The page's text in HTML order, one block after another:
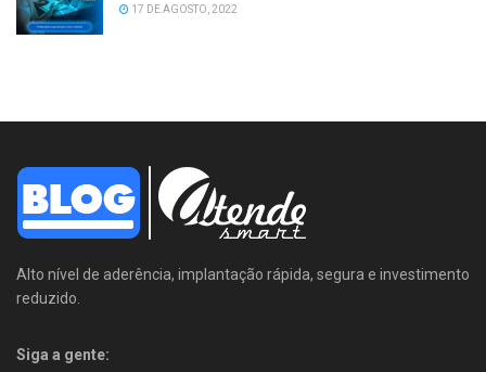
17 DE AGOSTO, 2022
Alto nível de aderência, implantação rápida, segura e investimento
reduzido.
Siga a gente: